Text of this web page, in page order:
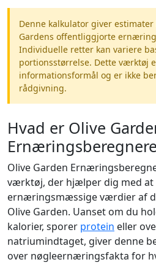
Denne kalkulator giver
Gardens offentliggjorte
Individuelle retter kan variere
portionsstørrelse. Dette værktøj
informationsformål og er ikke
rådgivning.
Hvad er Olive
Olive Garden
værktøj, der hjælper dig med at
ernæringsmæssige værdier af
Olive Garden. Uanset om du
kalorier, sporer protein eller
natriumindtaget, giver denne
over nøgleernæringsfakta for